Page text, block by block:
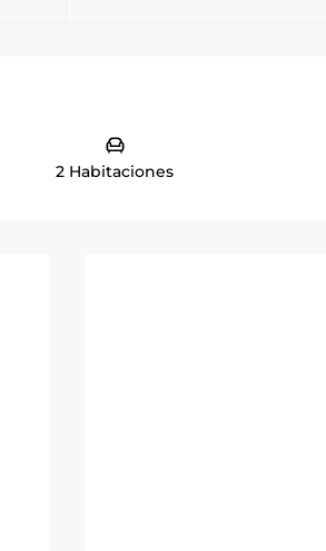
2 Habitaciones